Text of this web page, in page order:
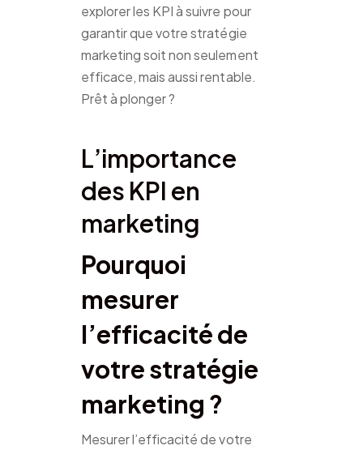
explorer les KPI à suivre pour
garantir que votre stratégie
marketing soit non seulement
efficace, mais aussi rentable.
Prêt à plonger ?
L’importance
des KPI en
marketing
Pourquoi
mesurer
l’efficacité de
votre stratégie
marketing ?
Mesurer l’efficacité de votre